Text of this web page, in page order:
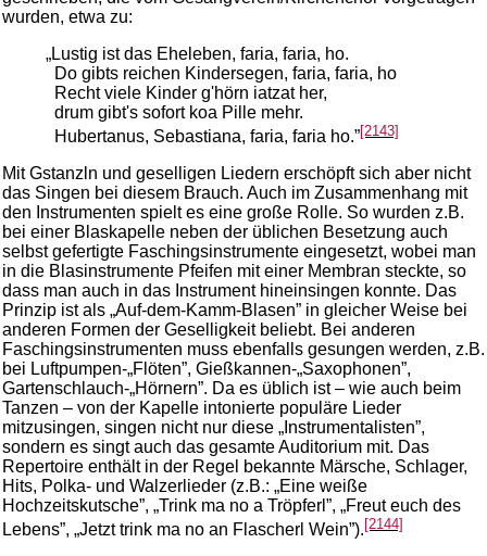
wurden, etwa zu:
„Lustig ist das Eheleben, faria, faria, ho.
Do gibts reichen Kindersegen, faria, faria, ho
Recht viele Kinder g'hörn iatzat her,
drum gibt's sofort koa Pille mehr.
Hubertanus, Sebastiana, faria, faria ho.”[2143]
Mit Gstanzln und geselligen Liedern erschöpft sich aber nicht
das Singen bei diesem Brauch. Auch im Zusammenhang mit
den Instrumenten spielt es eine große Rolle. So wurden z.B.
bei einer Blaskapelle neben der üblichen Besetzung auch
selbst gefertigte Faschingsinstrumente eingesetzt, wobei man
in die Blasinstrumente Pfeifen mit einer Membran steckte, so
dass man auch in das Instrument hineinsingen konnte. Das
Prinzip ist als „Auf-dem-Kamm-Blasen” in gleicher Weise bei
anderen Formen der Geselligkeit beliebt. Bei anderen
Faschingsinstrumenten muss ebenfalls gesungen werden, z.B.
bei Luftpumpen-„Flöten”, Gießkannen-„Saxophonen”,
Gartenschlauch-„Hörnern”. Da es üblich ist – wie auch beim
Tanzen – von der Kapelle intonierte populäre Lieder
mitzusingen, singen nicht nur diese „Instrumentalisten”,
sondern es singt auch das gesamte Auditorium mit. Das
Repertoire enthält in der Regel bekannte Märsche, Schlager,
Hits, Polka- und Walzerlieder (z.B.: „Eine weiße
Hochzeitskutsche”, „Trink ma no a Tröpferl”, „Freut euch des
Lebens”, „Jetzt trink ma no an Flascherl Wein”). [2144]